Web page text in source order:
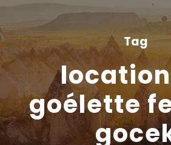
Tag
goélette